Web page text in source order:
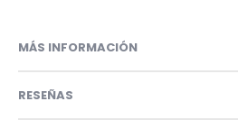
MÁS INFORMACIÓN
RESEÑAS